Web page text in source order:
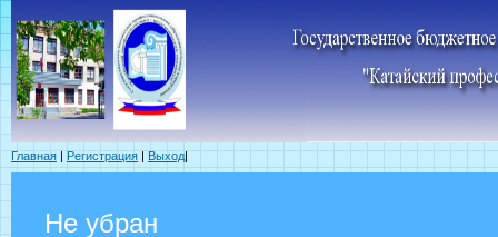
Главная | Регистрация | Выход|
Не убран